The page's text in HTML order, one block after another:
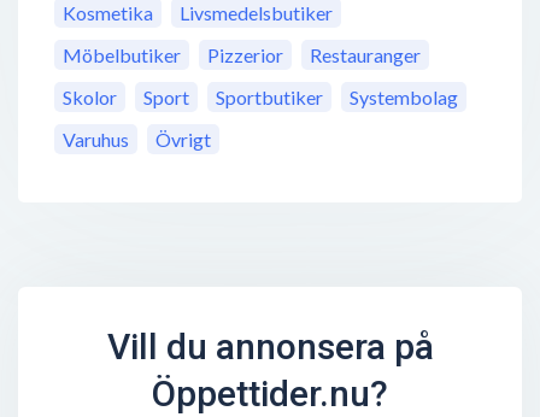
Kosmetika
Livsmedelsbutiker
Möbelbutiker
Pizzerior
Restauranger
Skolor
Sport Sportbutiker
Systembolag
Varuhus
Övrigt
Vill du annonsera på
Öppettider.nu?